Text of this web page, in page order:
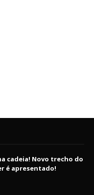
cadeia! Novo trecho do
é apresentado!